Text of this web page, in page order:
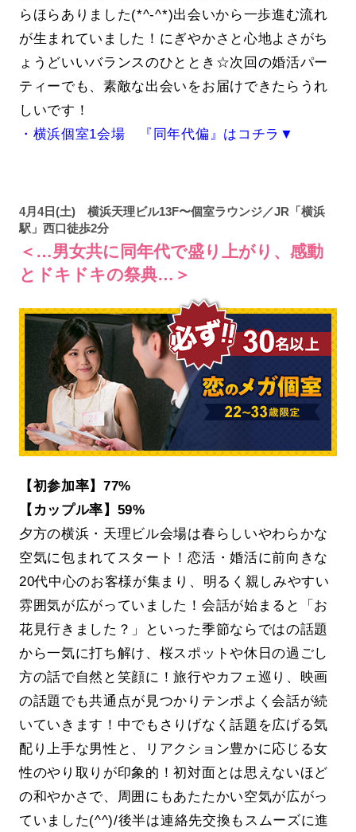
らほらありました(*^-^*)出会いから一歩進む流れ
が生まれていました！にぎやかさと心地よさがち
ょうどいいバランスのひととき☆次回の婚活パー
ティーでも、素敵な出会いをお届けできたらうれ
しいです！
・横浜個室1会場 『同年代偏』はコチラ▼
4月4日(土) 横浜天理ビル13F〜個室ラウンジ／JR「横浜
駅」西口徒歩2分
＜…男女共に同年代で盛り上がり、感動
とドキドキの祭典…＞
【初参加率】77%
【カップル率】59%
夕方の横浜・天理ビル会場は春らしいやわらかな
空気に包まれてスタート！恋活・婚活に前向きな
20代中心のお客様が集まり、明るく親しみやすい
雰囲気が広がっていました！会話が始まると「お
花見行きました？」といった季節ならではの話題
から一気に打ち解け、桜スポットや休日の過ごし
方の話で自然と笑顔に！旅行やカフェ巡り、映画
の話題でも共通点が見つかりテンポよく会話が続
いていきます！中でもさりげなく話題を広げる気
配り上手な男性と、リアクション豊かに応じる女
性のやり取りが印象的！初対面とは思えないほど
の和やかさで、周囲にもあたたかい空気が広がっ
ていました(^^)/後半は連絡先交換もスムーズに進